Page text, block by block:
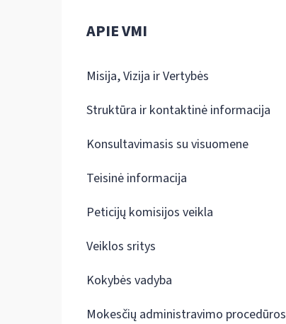
APIE VMI
Misija, Vizija ir Vertybės
Struktūra ir kontaktinė informacija
Konsultavimasis su visuomene
Teisinė informacija
Peticijų komisijos veikla
Veiklos sritys
Kokybės vadyba
Mokesčių administravimo procedūros